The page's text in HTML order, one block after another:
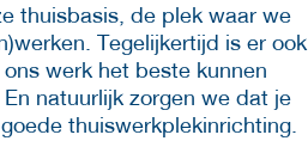
thuisbasis, de plek waar we
Tegelijkertijd is er ook
werk het beste kunnen
natuurlijk zorgen we dat je
thuiswerkplekinrichting.